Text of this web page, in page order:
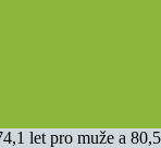
let pro muže a